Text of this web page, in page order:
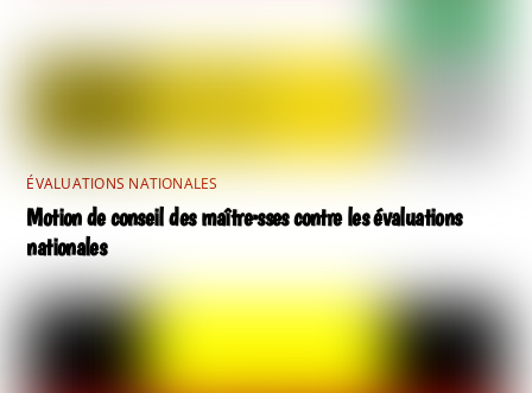
ÉVALUATIONS NATIONALES
Motion de conseil des maître·sses contre les évaluations
nationales